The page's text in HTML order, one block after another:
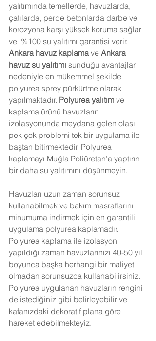
yalıtımında temellerde, havuzlarda,
çatılarda, perde betonlarda darbe ve
korozyona karşı yüksek koruma sağlar
ve  %100 su yalıtımı garantisi verir.
Ankara havuz kaplama ve Ankara
havuz su yalıtımı sunduğu avantajlar
nedeniyle en mükemmel şekilde
polyurea sprey pürkürtme olarak
yapılmaktadır. Polyurea yalıtım ve
kaplama ürünü havuzların
izolasyonunda meydana gelen olası
pek çok problemi tek bir uygulama ile
baştan bitirmektedir. Polyurea
kaplamayı Muğla Poliüretan’a yaptırın
bir daha su yalıtımını düşünmeyin.
Havuzları uzun zaman sorunsuz
kullanabilmek ve bakım masraflarını
minumuma indirmek için en garantili
uygulama polyurea kaplamadır.
Polyurea kaplama ile izolasyon
yapıldığı zaman havuzlarınızı 40-50 yıl
boyunca başka herhangi bir maliyet
olmadan sorunsuzca kullanabilirsiniz.
Polyurea uygulanan havuzların rengini
de istediğiniz gibi belirleyebilir ve
kafanızdaki dekoratif plana göre
hareket edebilmekteyiz.